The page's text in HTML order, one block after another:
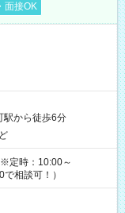
面接OK
駅から徒歩6分
定時：10:00～
相談可！）